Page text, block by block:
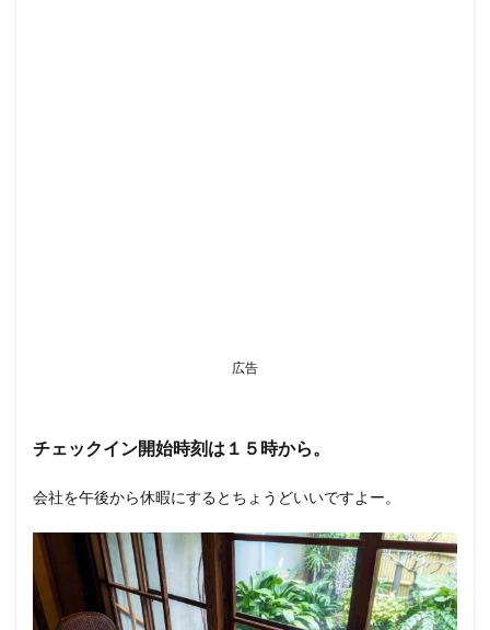
広告
チェックイン開始時刻は１５時から。
会社を午後から休暇にするとちょうどいいですよー。